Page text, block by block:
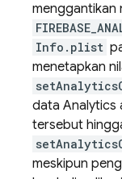
menggantikan
Info.plist
menetapkan
data Analytics
tersebut
meskipun